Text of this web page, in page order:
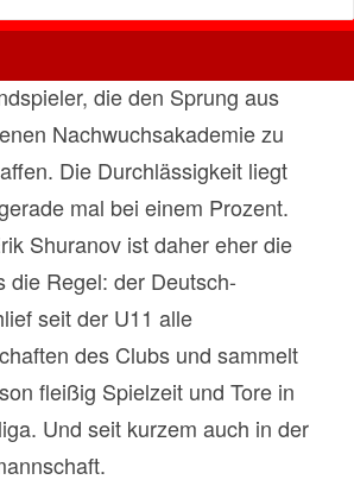
die den Sprung aus
Nachwuchsakademie zu
Die Durchlässigkeit liegt
mal bei einem Prozent.
Shuranov ist daher eher die
die Regel: der Deutsch-
seit der U11 alle
des Clubs und sammelt
fleißig Spielzeit und Tore in
Und seit kurzem auch in der